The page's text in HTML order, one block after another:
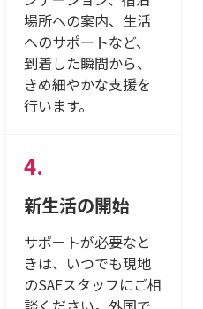
場所への案内、生活
へのサポートなど、
到着した瞬間から、
きめ細やかな支援を
行います。
新生活の開始
サポートが必要なと
きは、いつでも現地
のSAFスタッフにご相